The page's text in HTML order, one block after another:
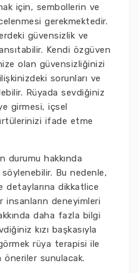
için, sembollerin ve
gerekmektedir.
güvensizlik ve
Kendi özgüven
olan güvensizliğinizi
sorunları ve
Rüyada sevdiğiniz
girmesi, içsel
ifade etme
durumu hakkında
Bu nedenle,
detaylarına dikkatlice
insanların deneyimleri
daha fazla bilgi
kızı başkasıyla
rüya terapisi ile
öneriler sunulacak.